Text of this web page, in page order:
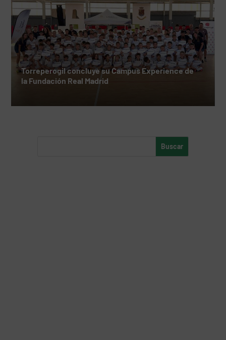
Torreperogil concluye su Campus Experience de
la Fundación Real Madrid